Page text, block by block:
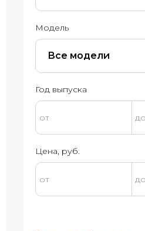
Модель
Все модели
Год выпуска
Цена, руб.